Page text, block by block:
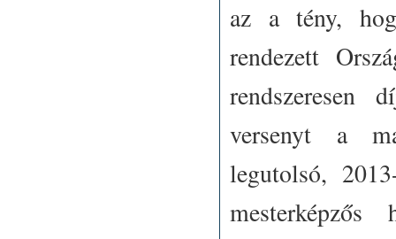
az a tény,
rendezett
rendszeresen
versenyt a
legutolsó,